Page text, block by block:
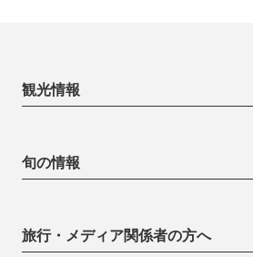
観光情報
旬の情報
旅行・メディア関係者の方へ